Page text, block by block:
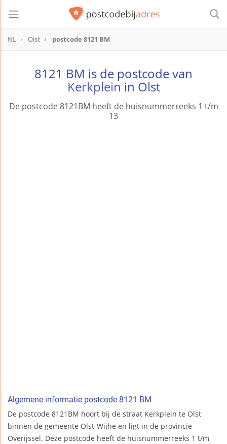
NL Olst postcode 8121 BM
8121 BM is de postcode van
Kerkplein in Olst
De postcode 8121BM heeft de huisnummerreeks 1 t/m
13
Algemene informatie postcode 8121 BM
De postcode 8121BM hoort bij de straat Kerkplein te Olst
binnen de gemeente Olst-Wijhe en ligt in de provincie
Overijssel. Deze postcode heeft de huisnummerreeks 1 t/m